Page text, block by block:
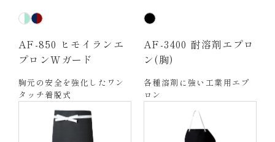
AF-850 ヒモイランエ
プロンWガード
胸元の安全を強化したワン
タッチ着脱式
AF-3400 耐溶剤エプロ
ン(胸)
各種溶剤に強い工業用エプ
ロン